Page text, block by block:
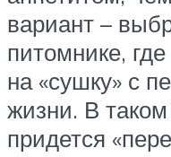
вариант –
питомнике,
на «сушку» с
жизни. В
придется